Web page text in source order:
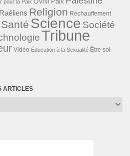
pour la Paix
Raéliens Religion Réchauffement
Santé Science Société
Tribune
Vidéo Éducation à la Sexualité Être soi-
ARTICLES